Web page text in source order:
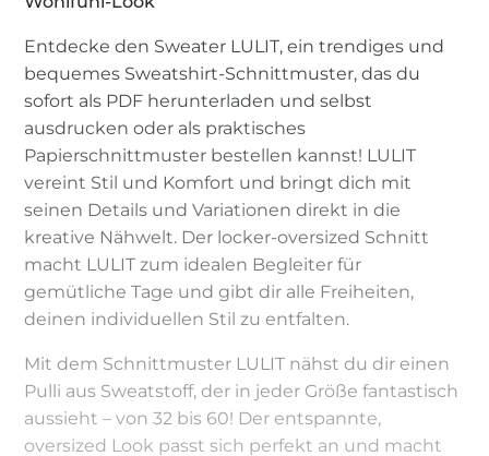
Entdecke den Sweater LULIT, ein trendiges und
bequemes Sweatshirt-Schnittmuster, das du
sofort als PDF herunterladen und selbst
ausdrucken oder als praktisches
Papierschnittmuster bestellen kannst! LULIT
vereint Stil und Komfort und bringt dich mit
seinen Details und Variationen direkt in die
kreative Nähwelt. Der locker-oversized Schnitt
macht LULIT zum idealen Begleiter für
gemütliche Tage und gibt dir alle Freiheiten,
deinen individuellen Stil zu entfalten.
Mit dem Schnittmuster LULIT nähst du dir einen
Pulli aus Sweatstoff, der in jeder Größe fantastisch
aussieht – von 32 bis 60! Der entspannte,
oversized Look passt sich perfekt an und macht